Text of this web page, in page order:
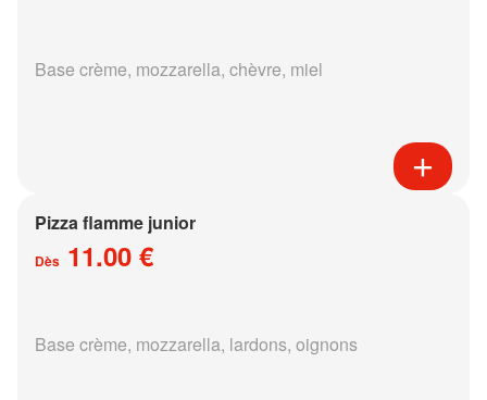
Base crème, mozzarella, chèvre, miel
Pizza flamme junior
Dès 11.00 €
Base crème, mozzarella, lardons, oignons